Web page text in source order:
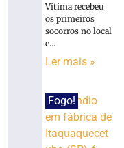
Band
Brusque
homenageia
Aldo
semana
dedicada
Vítima recebeu
os primeiros
socorros no local
e...
Ler mais »
Fogo!